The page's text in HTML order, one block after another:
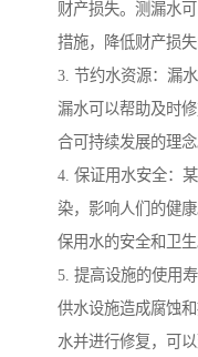
财产损失。测漏水
措施，降低财产损失
3. 节约水资源：漏
漏水可以帮助及时
合可持续发展的理念
4. 保证用水安全：
染，影响人们的健
保用水的安全和卫生
5. 提高设施的使用
供水设施造成腐蚀
水并进行修复，可